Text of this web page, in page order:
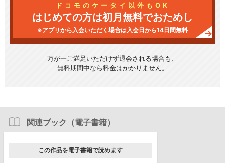
ドコモのケータイ以外もOK
はじめての方は初月無料でおためし
※アプリから入会いただく場合は入会日から14日間無料
万が一ご満足いただけず退会される場合も、
無料期間中なら料金はかかりません。
関連ブック（電子書籍）
この作品を電子書籍で読めます